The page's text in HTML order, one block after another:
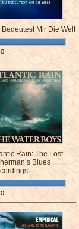
Bedeutest Mir Die Welt
Rain: The Lost
Blues